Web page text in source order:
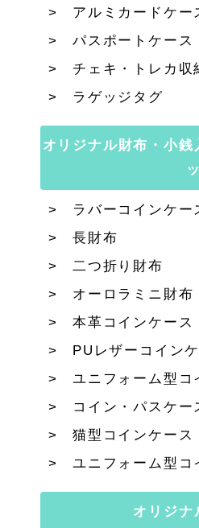
アルミカードケー
パスポートケース
チェキ・トレカ収
ラゲッジタグ
オリジナル財布・小
ラバーコインケー
長財布
二つ折り財布
オーロラミニ財布
本革コインケース
PUレザーコイン
ユニフォーム型コ
コイン・パスケー
猫型コインケース
ユニフォーム型コ
オリジナ